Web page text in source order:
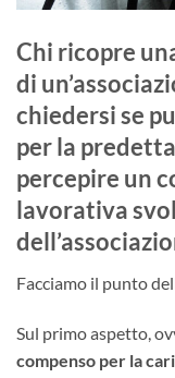
Chi ricopre
di
chiedersi se
per la
percepire un
lavorativa
Facciamo il punto
Sul primo aspetto,
compenso per la